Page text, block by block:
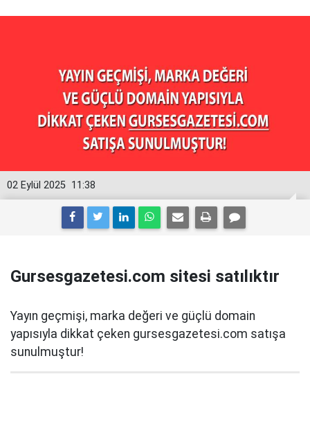
11:38
02 Eylül 2025
Gursesgazetesi.com sitesi satılıktır
Yayın geçmişi, marka değeri ve güçlü domain
yapısıyla dikkat çeken gursesgazetesi.com satışa
sunulmuştur!